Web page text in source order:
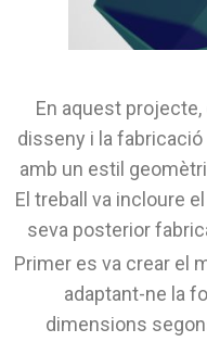
En aquest projecte,
disseny i la fabricació
amb un estil
El treball va incloure
seva posterior
Primer es va crear el
adaptant-ne la
dimensions